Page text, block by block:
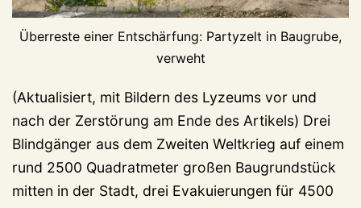
Überreste einer Entschärfung: Partyzelt in Baugrube,
verweht
(Aktualisiert, mit Bildern des Lyzeums vor und
nach der Zerstörung am Ende des Artikels) Drei
Blindgänger aus dem Zweiten Weltkrieg auf einem
rund 2500 Quadratmeter großen Baugrundstück
mitten in der Stadt, drei Evakuierungen für 4500